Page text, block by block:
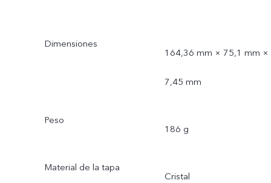
Dimensiones
164,36 mm × 75,1 mm ×
7,45 mm
Peso
186 g
Material de la tapa
Cristal